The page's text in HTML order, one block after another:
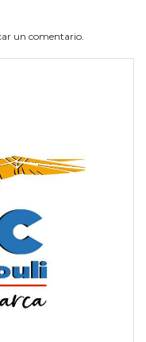
un comentario.